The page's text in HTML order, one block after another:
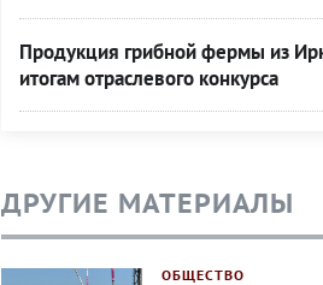
Продукция грибной фермы из
итогам отраслевого конкурса
ДРУГИЕ МАТЕРИАЛЫ
ОБЩЕСТВО